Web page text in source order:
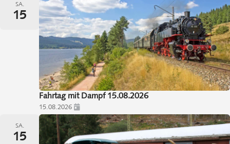
SA.
15
Fahrtag mit Dampf 15.08.2026
15.08.2026
SA.
15